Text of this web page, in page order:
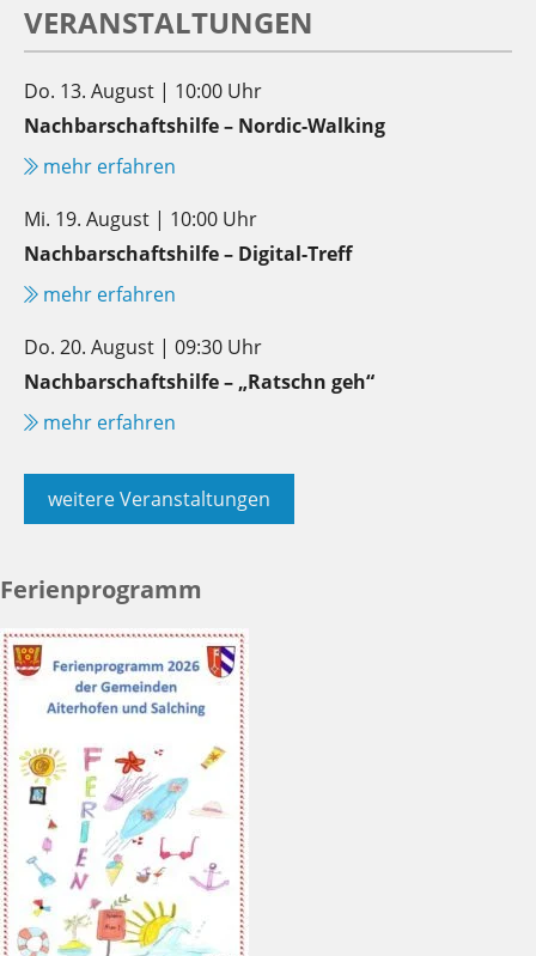
VERANSTALTUNGEN
Do. 13. August | 10:00 Uhr
Nachbarschaftshilfe – Nordic-Walking
mehr erfahren
Mi. 19. August | 10:00 Uhr
Nachbarschaftshilfe – Digital-Treff
mehr erfahren
Do. 20. August | 09:30 Uhr
Nachbarschaftshilfe – „Ratschn geh“
mehr erfahren
weitere Veranstaltungen
Ferienprogramm